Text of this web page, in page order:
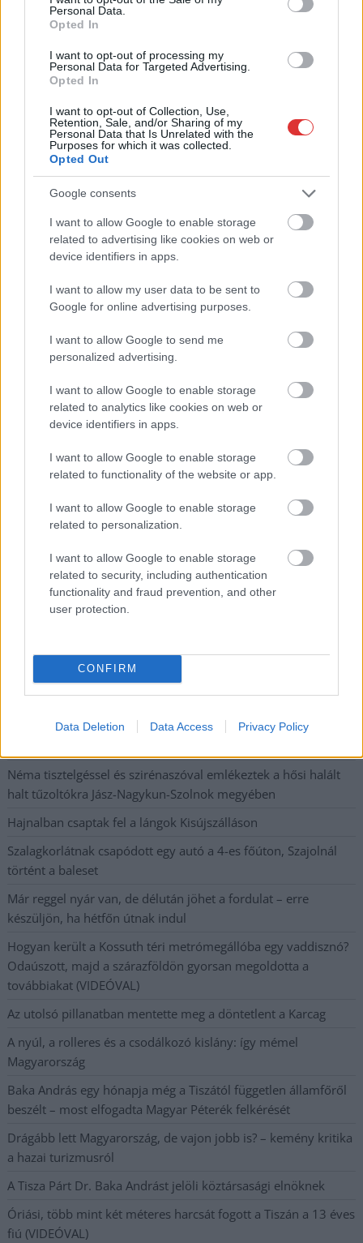
Personal Data.
Opted In
I want to opt-out of processing my
Personal Data for Targeted Advertising.
Opted In
I want to opt-out of Collection, Use,
Retention, Sale, and/or Sharing of my
Personal Data that Is Unrelated with the
Purposes for which it was collected.
Opted Out
Google consents
I want to allow Google to enable storage
related to advertising like cookies on web or
device identifiers in apps.
I want to allow my user data to be sent to
Google for online advertising purposes.
I want to allow Google to send me
personalized advertising.
I want to allow Google to enable storage
related to analytics like cookies on web or
device identifiers in apps.
I want to allow Google to enable storage
related to functionality of the website or app.
I want to allow Google to enable storage
related to personalization.
I want to allow Google to enable storage
related to security, including authentication
functionality and fraud prevention, and other
user protection.
CONFIRM
Data Deletion Data Access Privacy Policy
megyében: egyre több otthoni kútból fogy ki a víz
Azok a kutak, ahol elég mélyre fúrtak, aránylag rendben
vannak, ám a gyakoribb, gyűrűs kutak némelyike...
JNSZ megyei hírek
Hírlevél feliratkozás
Adja meg keresztnevét:
meg e-mail címét:
Megismertem és elfogadom a GDPR-szabályzat
legfrissebb információkkal és exkluzív tartalmakkal hétről hétre
postaládájába érkezik!
Meghosszabbították Szolnokon a strandos kedvezményt, ezen
a héten is ingyen csobbanhatunk – nem mindenki örül ennek
A magyarok közel harmadának teljesen kiürül a kasszája
Néma tisztelgéssel és szirénaszóval emlékeztek a hősi halált
halt tűzoltókra Jász-Nagykun-Szolnok megyében
Hajnalban csaptak fel a lángok Kisújszálláson
Szalagkorlátnak csapódott egy autó a 4-es főúton, Szajolnál
történt a baleset
Már reggel nyár van, de délután jöhet a fordulat – erre
készüljön, ha hétfőn útnak indul
Hogyan került a Kossuth téri metrómegállóba egy vaddisznó?
Odaúszott, majd a szárazföldön gyorsan megoldotta a
továbbiakat (VIDEÓVAL)
Az utolsó pillanatban mentette meg a döntetlent a Karcag
A nyúl, a rolleres és a csodálkozó kislány: így mémel
Magyarország
Baka András egy hónapja még a Tiszától független államfőről
beszélt – most elfogadta Magyar Péterék felkérését
Drágább lett Magyarország, de vajon jobb is? – kemény kritika
a hazai turizmusról
A Tisza Párt Dr. Baka Andrást jelöli köztársasági elnöknek
Óriási, több mint két méteres harcsát fogott a Tiszán a 13 éves
fiú (VIDEÓVAL)